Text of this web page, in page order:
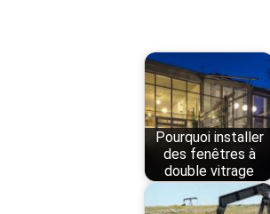
Pourquoi installer
des fenêtres à
double vitrage